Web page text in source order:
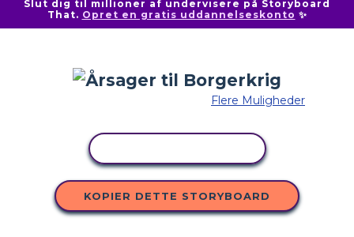
Slut dig til millioner af undervisere på Storyboard
That. Opret en gratis uddannelseskonto ✨
Flere Muligheder
KOPIER DETTE STORYBOARD